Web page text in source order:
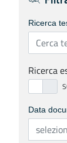
Ricerca
Ricerca
Data